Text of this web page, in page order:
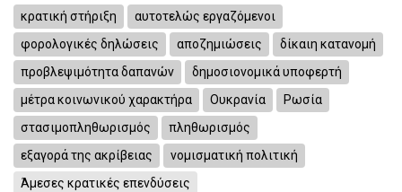
κρατική στήριξη
αυτοτελώς εργαζόμενοι
φορολογικές δηλώσεις
αποζημιώσεις
δίκαιη κατανομή
προβλεψιμότητα δαπανών
δημοσιονομικά υποφερτή
μέτρα κοινωνικού χαρακτήρα
Ουκρανία
Ρωσία
στασιμοπληθωρισμός
πληθωρισμός
εξαγορά της ακρίβειας
νομισματική πολιτική
Άμεσες κρατικές επενδύσεις